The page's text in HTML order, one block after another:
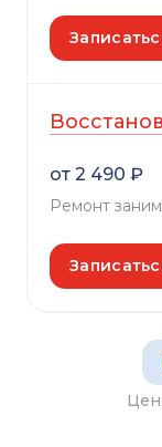
от 2 490 ₽
Ремонт